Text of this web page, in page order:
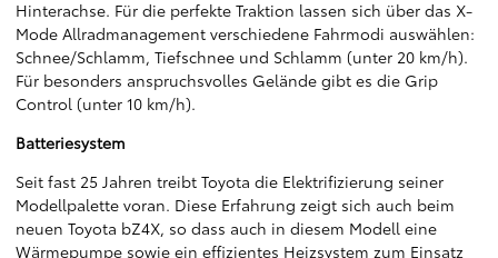
Hinterachse. Für die perfekte Traktion lassen sich über das X-
Mode Allradmanagement verschiedene Fahrmodi auswählen:
Schnee/Schlamm, Tiefschnee und Schlamm (unter 20 km/h).
Für besonders anspruchsvolles Gelände gibt es die Grip
Control (unter 10 km/h).
Batteriesystem
Seit fast 25 Jahren treibt Toyota die Elektrifizierung seiner
Modellpalette voran. Diese Erfahrung zeigt sich auch beim
neuen Toyota bZ4X, so dass auch in diesem Modell eine
Wärmepumpe sowie ein effizientes Heizsystem zum Einsatz